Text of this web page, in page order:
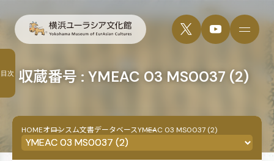
収蔵番号 : YMEAC 03 MS0037 (2)
HOMEオロンスム文書データベースYMEAC 03 MS0037 (2)
目次